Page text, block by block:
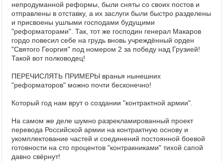
непродуманной реформы, были сняты со своих постов и
отправлены в отставку, а их заслуги были быстро разделены
и присвоены ушлыми господами будущими
"реформаторами". Так, тот же господин генерал Макаров
гордо повесил себе на грудь вновь учреждённый орден
"Святого Георгия" под номером 2 за победу над Грузией!
Такой вот полководец!
ПЕРЕЧИСЛЯТЬ ПРИМЕРЫ вранья нынешних
"реформаторов" можно почти бесконечно!
Который год нам врут о создании "контрактной армии".
На самом же деле шумно разрекламированный проект
перевода Российской армии на контрактную основу и
укомплектование частей и соединений постоянной боевой
готовности на сто процентов "контракниками" тихой сапой
давно свёрнут!